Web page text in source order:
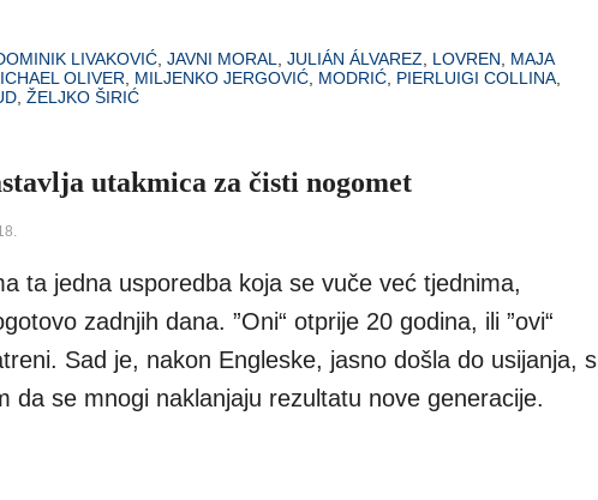
LIVAKOVIĆ, JAVNI MORAL, JULIÁN ÁLVAREZ, LOVREN, MAJA
OLIVER, MILJENKO JERGOVIĆ, MODRIĆ, PIERLUIGI COLLINA,
, ŽELJKO ŠIRIĆ
utakmica za čisti nogomet
ta jedna usporedba koja se vuče već tjednima,
zadnjih dana. ”Oni“ otprije 20 godina, ili ”ovi“
Sad je, nakon Engleske, jasno došla do usijanja, s
da se mnogi naklanjaju rezultatu nove generacije.